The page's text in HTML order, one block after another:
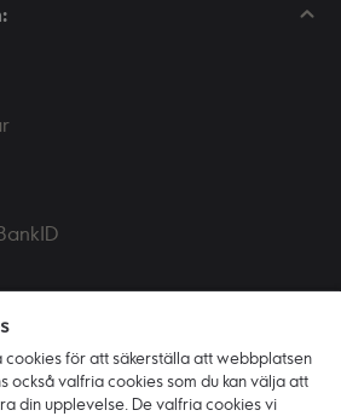
för att säkerställa att webbplatsen
också valfria cookies som du kan välja att
din upplevelse. De valfria cookies vi